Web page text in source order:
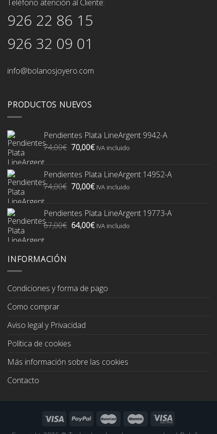
Teléfono atención al Cliente:
926 22 86 15
926 32 09 01
info@bolanosjoyero.com
PRODUCTOS NUEVOS
Pendientes Plata LineArgent 9942-A
74,00€ El
era:
74,00€.
70,00€El
es:
70,00€.
IVA incluido
Pendientes Plata LineArgent 14952-A
74,00€ El
era:
74,00€.
70,00€El
es:
70,00€.
IVA incluido
Pendientes Plata LineArgent 19773-A
67,00€ El
64,00€ElIVA incluido
INFORMACIÓN
Condiciones y forma de pago
Como comprar
Aviso legal y Privacidad
Política de cookies
Más información sobre las cookies
Contacto